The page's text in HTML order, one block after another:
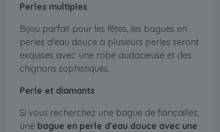
Perles multiples
Bijou parfait pour les fêtes, les bagues en
perles d'eau douce à plusieurs perles seront
exquises avec une robe audacieuse et des
chignons sophistiqués.
Perle et diamants
Si vous recherchez une bague de fiançailles,
une bague en perle d'eau douce avec une